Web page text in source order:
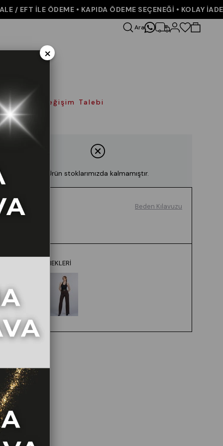
EFT İLE ÖDEME • KAPIDA ÖDEME SEÇENEĞİ • KOLAY İADE
Ara
İade Değişim Talebi
Ürün stoklarımızda kalmamıştır.
Renk Beden Kılavuzu
RENK SEÇENEKLERI
×